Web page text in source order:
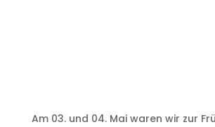
Am 03. und 04. Mai waren wir zur